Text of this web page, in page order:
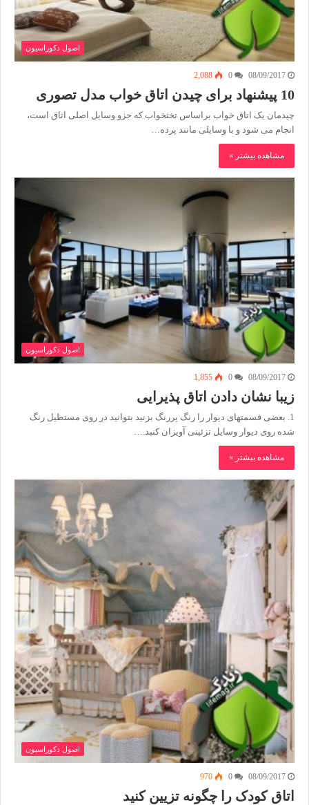
اصول دکوراسیون
08/09/2017
2,088
10 پیشنهاد برای چیدن اتاق خواب مدل تصوری
چیدمان یک اتاق خواب براساس تختخواب که جزو وسایل اصلی اتاق است،
انجام می شود و با وسایلی مانند پرده…
مشاهده بیشتر »
اصول دکوراسیون
08/09/2017
1,855
زیبا نشان دادن اتاق پذیرایی
1. بعضی قسمتهای دیوار را رنگ پررنگ بزنید بتوانید در روی مستطیل رنگ
شده روی دیوار وسایل تزئینی آویزان کنید.…
مشاهده بیشتر »
اصول دکوراسیون
08/09/2017
970
اتاق کودک را چگونه تزیین کنید